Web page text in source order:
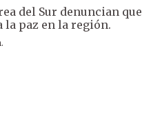
del Sur denuncian que
la paz en la región.